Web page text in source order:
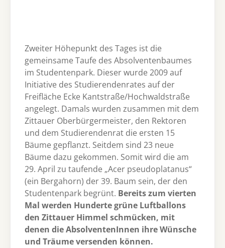
Zweiter Höhepunkt des Tages ist die
gemeinsame Taufe des Absolventenbaumes
im Studentenpark. Dieser wurde 2009 auf
Initiative des Studierendenrates auf der
Freifläche Ecke Kantstraße/Hochwaldstraße
angelegt. Damals wurden zusammen mit dem
Zittauer Oberbürgermeister, den Rektoren
und dem Studierendenrat die ersten 15
Bäume gepflanzt. Seitdem sind 23 neue
Bäume dazu gekommen. Somit wird die am
29. April zu taufende „Acer pseudoplatanus“
(ein Bergahorn) der 39. Baum sein, der den
Studentenpark begrünt. Bereits zum vierten
Mal werden Hunderte grüne Luftballons
den Zittauer Himmel schmücken, mit
denen die AbsolventenInnen ihre Wünsche
und Träume versenden können.